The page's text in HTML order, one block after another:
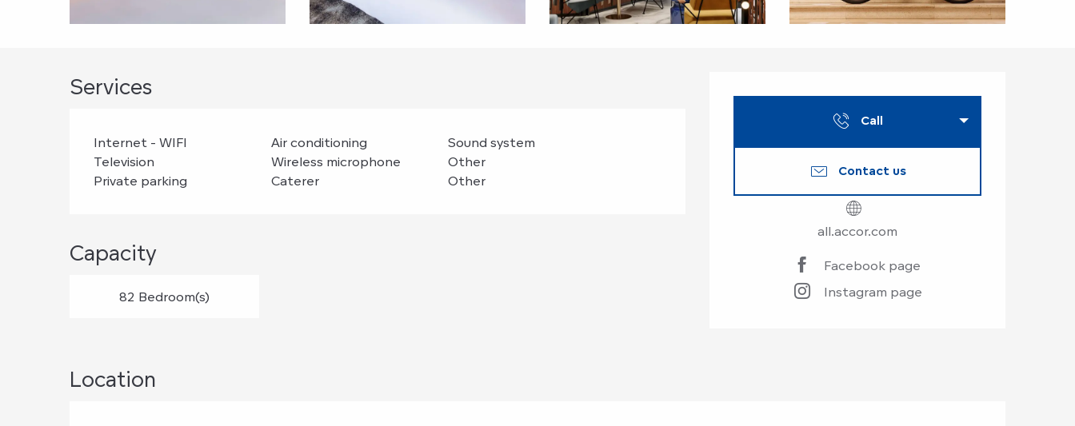
Opening hours &
Call
Contact us
all.accor.com
Facebook page
Instagram page
Services
Internet - WIFI Air conditioning
Sound system
Television
Wireless microphone
Other
Private parking
Caterer Other
Capacity
82 Bedroom(s)
Location